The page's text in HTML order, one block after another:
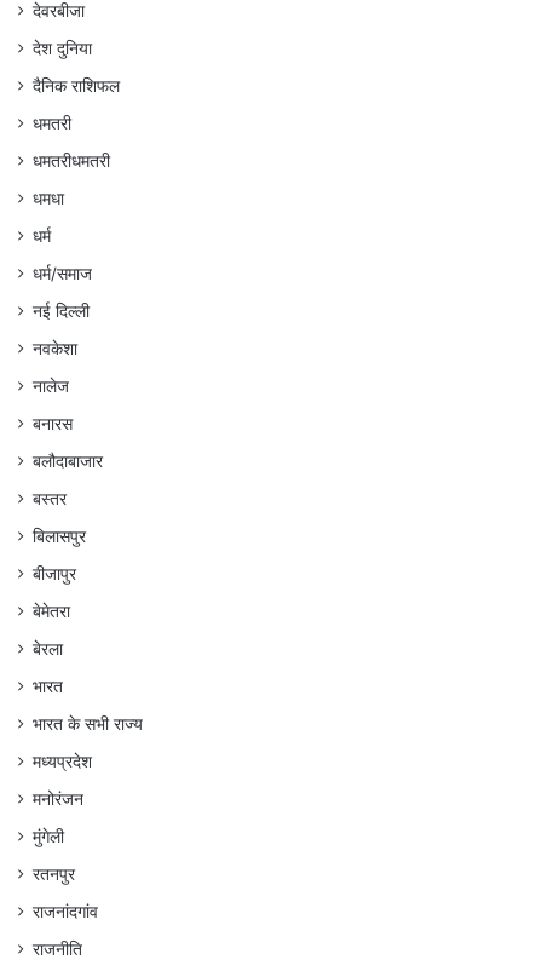
देवरबीजा
देश दुनिया
दैनिक राशिफल
धमतरी
धमतरीधमतरी
धमधा
धर्म
धर्म/समाज
नई दिल्ली
नवकेशा
नालेज
बनारस
बलौदाबाजार
बस्तर
बिलासपुर
बीजापुर
बेमेतरा
बेरला
भारत
भारत के सभी राज्य
मध्यप्रदेश
मनोरंजन
मुंगेली
रतनपुर
राजनांदगांव
राजनीति